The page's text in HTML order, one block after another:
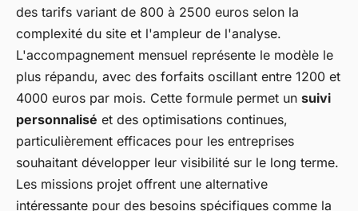
des tarifs variant de 800 à 2500 euros selon la
complexité du site et l'ampleur de l'analyse.
L'accompagnement mensuel représente le modèle le
plus répandu, avec des forfaits oscillant entre 1200 et
4000 euros par mois. Cette formule permet un suivi
personnalisé et des optimisations continues,
particulièrement efficaces pour les entreprises
souhaitant développer leur visibilité sur le long terme.
Les missions projet offrent une alternative
intéressante pour des besoins spécifiques comme la